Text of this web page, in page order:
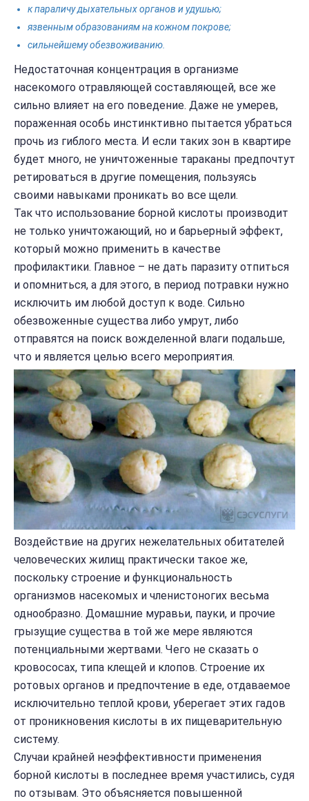
к параличу дыхательных органов и удушью;
язвенным образованиям на кожном покрове;
сильнейшему обезвоживанию.
Недостаточная концентрация в организме
насекомого отравляющей составляющей, все же
сильно влияет на его поведение. Даже не умерев,
пораженная особь инстинктивно пытается убраться
прочь из гиблого места. И если таких зон в квартире
будет много, не уничтоженные тараканы предпочтут
ретироваться в другие помещения, пользуясь
своими навыками проникать во все щели.
Так что использование борной кислоты производит
не только уничтожающий, но и барьерный эффект,
который можно применить в качестве
профилактики. Главное – не дать паразиту отпиться
и опомниться, а для этого, в период потравки нужно
исключить им любой доступ к воде. Сильно
обезвоженные существа либо умрут, либо
отправятся на поиск вожделенной влаги подальше,
что и является целью всего мероприятия.
Воздействие на других нежелательных обитателей
человеческих жилищ практически такое же,
поскольку строение и функциональность
организмов насекомых и членистоногих весьма
однообразно. Домашние муравьи, пауки, и прочие
грызущие существа в той же мере являются
потенциальными жертвами. Чего не сказать о
кровососах, типа клещей и клопов. Строение их
ротовых органов и предпочтение в еде, отдаваемое
исключительно теплой крови, уберегает этих гадов
от проникновения кислоты в их пищеварительную
систему.
Случаи крайней неэффективности применения
борной кислоты в последнее время участились, судя
по отзывам. Это объясняется повышенной